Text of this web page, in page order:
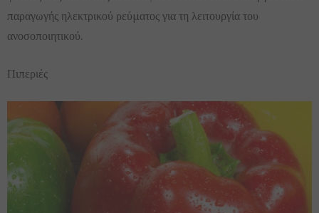
παραγωγής ηλεκτρικού ρεύματος για τη λειτουργία του
ανοσοποιητικού.
Πιπεριές